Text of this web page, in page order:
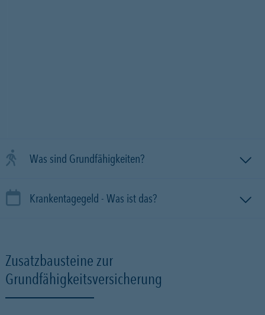
Was sind Grundfähigkeiten?
Krankentagegeld - Was ist das?
Zusatzbausteine zur
Grundfähigkeitsversicherung